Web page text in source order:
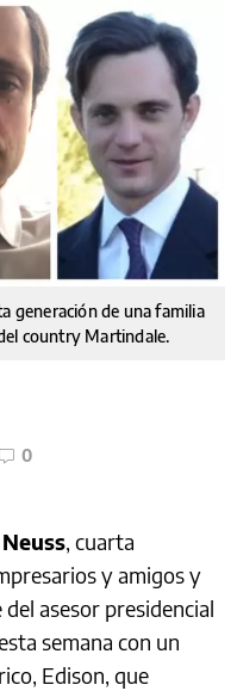
generación de una familia
country Martindale.
0
, cuarta
y amigos y
asesor presidencial
semana con un
Edison, que